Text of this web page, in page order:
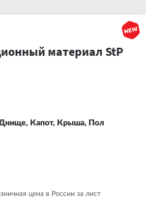
материал StP
Капот, Крыша, Пол
цена в России за лист